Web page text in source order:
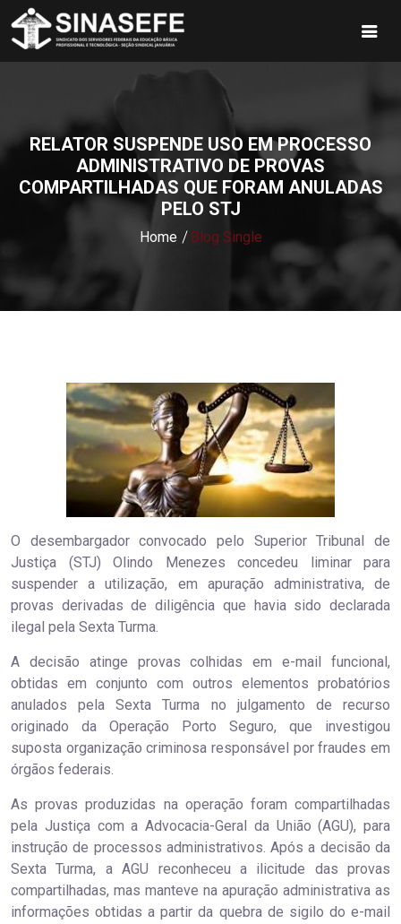
RELATOR SUSPENDE USO EM PROCESSO
ADMINISTRATIVO DE PROVAS
COMPARTILHADAS QUE FORAM ANULADAS
PELO STJ
Home Blog Single
O desembargador convocado pelo Superior Tribunal de
Justiça (STJ) Olindo Menezes concedeu liminar para
suspender a utilização, em apuração administrativa, de
provas derivadas de diligência que havia sido declarada
ilegal pela Sexta Turma.
A decisão atinge provas colhidas em e-mail funcional,
obtidas em conjunto com outros elementos probatórios
anulados pela Sexta Turma no julgamento de recurso
originado da Operação Porto Seguro, que investigou
suposta organização criminosa responsável por fraudes em
órgãos federais.
As provas produzidas na operação foram compartilhadas
pela Justiça com a Advocacia-Geral da União (AGU), para
instrução de processos administrativos. Após a decisão da
Sexta Turma, a AGU reconheceu a ilicitude das provas
compartilhadas, mas manteve na apuração administrativa as
informações obtidas a partir da quebra de sigilo do e-mail